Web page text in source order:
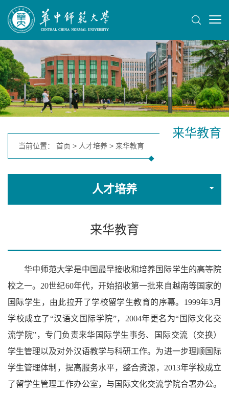
来华教育
当前位置： 首页 > 人才培养 > 来华教育
人才培养
来华教育
华中师范大学是中国最早接收和培养国际学生的高等院
校之一。20世纪60年代，开始招收第一批来自越南等国家的
国际学生，由此拉开了学校留学生教育的序幕。1999年3月
学校成立了“汉语文国际学院”，2004年更名为“国际文化交
流学院”，专门负责来华国际学生事务、国际交流（交换）
学生管理以及对外汉语教学与科研工作。为进一步理顺国际
学生管理体制，提高服务水平，整合资源，2013年学校成立
了留学生管理工作办公室，与国际文化交流学院合署办公。